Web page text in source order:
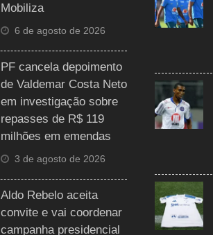
Mobiliza
6 de agosto de 2026
PF cancela depoimento
de Valdemar Costa Neto
em investigação sobre
repasses de R$ 119
milhões em emendas
3 de agosto de 2026
Aldo Rebelo aceita
convite e vai coordenar
campanha presidencial